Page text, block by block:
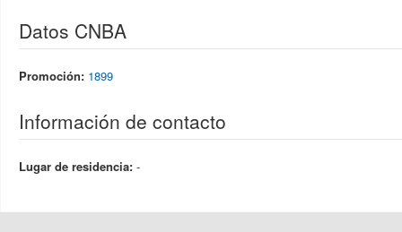
Datos CNBA
Promoción: 1899
Información de contacto
Lugar de residencia: -